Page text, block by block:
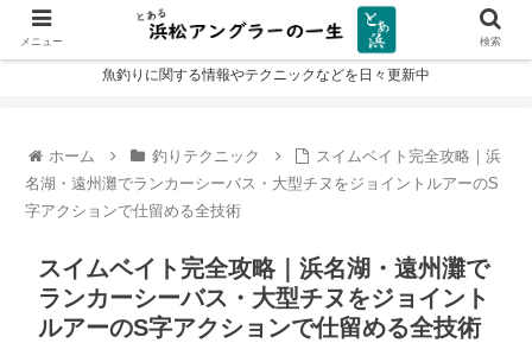
魚釣りに関する情報やテクニックなどを日々更新中
ホーム 釣りテクニック
スイムベイト完全攻略｜浜
名湖・遠州灘でランカーシーバス・大型チヌをジョイントルアーのS
字アクションで仕留める全技術
スイムベイト完全攻略｜浜名湖・遠州灘で
ランカーシーバス・大型チヌをジョイント
ルアーのS字アクションで仕留める全技術
メニュー 検索